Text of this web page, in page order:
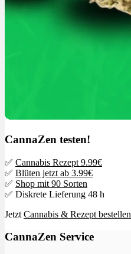
CannaZen testen!
✅ Cannabis Rezept 9.99€
✅ Blüten jetzt ab 3.99€
✅ Shop mit 90 Sorten
✅ Diskrete Lieferung 48 h
Jetzt Cannabis & Rezept bestellen
CannaZen Service